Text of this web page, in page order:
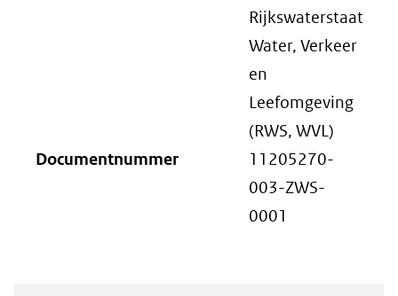
Rijkswaterstaat
Water, Verkeer
en
Leefomgeving
(RWS, WVL)
Documentnummer
11205270-
003-ZWS-
0001